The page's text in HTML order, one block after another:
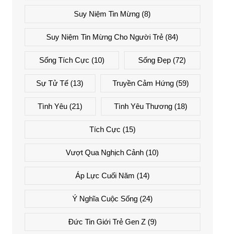
Suy Niệm Tin Mừng (8)
Suy Niệm Tin Mừng Cho Người Trẻ (84)
Sống Tích Cực (10) Sống Đẹp (72)
Sự Tử Tế (13) Truyền Cảm Hứng(59)
Tình Yêu (21) Tình Yêu Thương(18)
Tích Cực (15)
Vượt Qua Nghịch Cảnh (10)
Áp Lực Cuối Năm (14)
Ý Nghĩa Cuộc Sống(24)
Đức Tin Giới Trẻ Gen Z(9)